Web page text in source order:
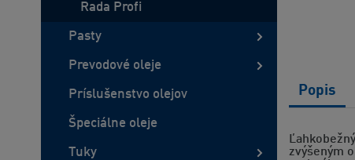
Rada Profi
Pasty
Prevodové oleje
Príslušenstvo olejov
Špeciálne oleje
Tuky
zvýšeným
Popis